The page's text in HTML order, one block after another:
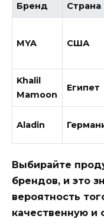
Бренд Страна
MYA США
Khalil
Mamoon
Египет
Aladin
Выбирайте
брендов, и это
вероятность
качественную и